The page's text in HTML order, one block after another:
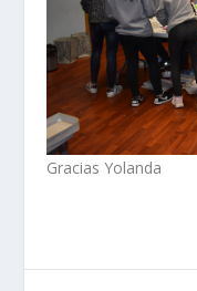
Gracias Yolanda